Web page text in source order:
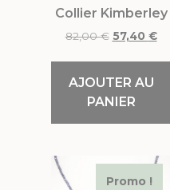
Collier Kimberley
82,00€ 57,40 €
AJOUTER AU
PANIER
Promo !